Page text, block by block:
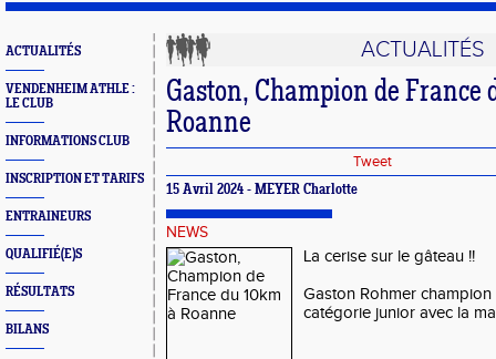
ACTUALITÉS
VENDENHEIM ATHLE :
LE CLUB
INFORMATIONS CLUB
INSCRIPTION ET TARIFS
ENTRAINEURS
QUALIFIÉ(E)S
RÉSULTATS
BILANS
ACTUALITÉS
Gaston, Champion de France
Roanne
Tweet
15 Avril 2024 - MEYER Charlotte
NEWS
La cerise sur le gâteau !!
Gaston Rohmer
catégorie junior avec la